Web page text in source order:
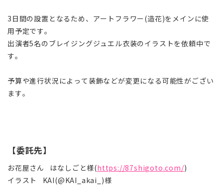
3日間の設置となるため、アートフラワー(造花)をメインに使
用予定です。
出演者5名のブレイジングジュエル衣装のイラストを依頼中で
す。
予算や進行状況によって装飾などが変更になる可能性がござい
ます。
【委託先】
お花屋さん はなしごと様(https://87shigoto.com/)
イラスト KAI(@KAI_akai_)様